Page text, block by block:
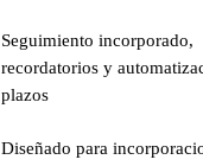
Seguimiento incorporado,
recordatorios y
plazos
Diseñado para